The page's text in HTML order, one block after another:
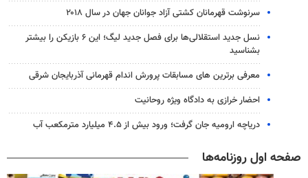
سرنوشت قهرمانان کشتی آزاد جوانان جهان در سال ۲۰۱۸
نسل جدید استقلالی‌ها برای فصل جدید لیگ؛ این ۶ بازیکن را بیشتر
بشناسید
معرفی برترین های مسابقات پرورش اندام قهرمانی آذربایجان شرقی
احضار خرازی به دادگاه ویژه روحانیت
دریاچه ارومیه جان گرفت؛ ورود بیش از ۴.۵ میلیارد مترمکعب آب
صفحه اول روزنامه‌ها